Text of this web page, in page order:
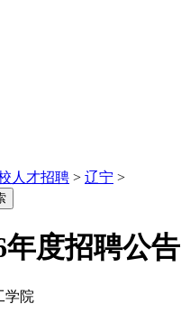
人才招聘 > 辽宁 >
年度招聘公告
学院